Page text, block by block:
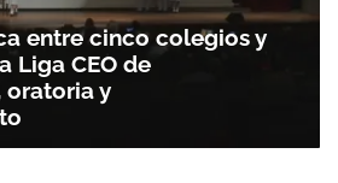
entre cinco colegios y
Liga CEO de
y